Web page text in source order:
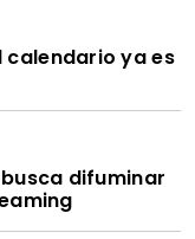
calendario ya es
difuminar